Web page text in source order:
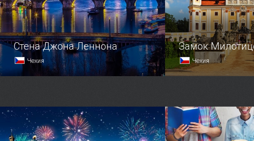
Стена Джона Леннона
Чехия
в Праге.
Замок
Чехия
Милотице —
расположенная в